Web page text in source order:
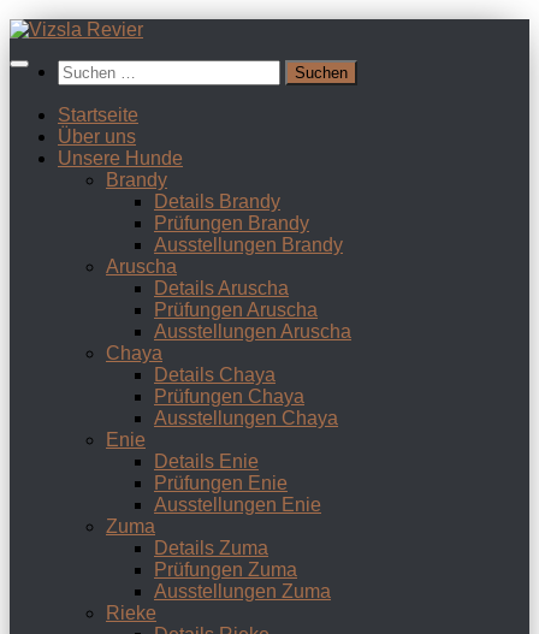
Zum
springenSuchen
nach:
Startseite
Über uns
Unsere Hunde
Brandy
Details Brandy
Prüfungen Brandy
Ausstellungen Brandy
Aruscha
Details Aruscha
Prüfungen Aruscha
Ausstellungen Aruscha
Chaya
Details Chaya
Prüfungen Chaya
Ausstellungen Chaya
Enie
Details Enie
Prüfungen Enie
Ausstellungen Enie
Zuma
Details Zuma
Prüfungen Zuma
Ausstellungen Zuma
Rieke